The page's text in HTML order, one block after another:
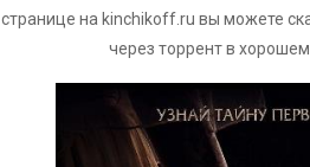
на kinchikoff.ru вы можете
через торрент в